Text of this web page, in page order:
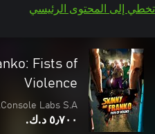
تخطي إلى المحتوى الرئيسي
Fists of
Violence
Console Labs S.A.
٥٫٧٠٠ د.ك.‏